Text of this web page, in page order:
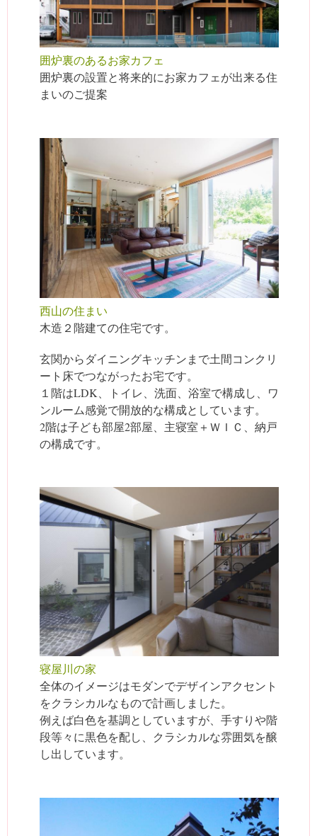
囲炉裏のあるお家カフェ
囲炉裏の設置と将来的にお家カフェが出来る住
まいのご提案
西山の住まい
木造２階建ての住宅です。
玄関からダイニングキッチンまで土間コンクリ
ート床でつながったお宅です。
１階はLDK、トイレ、洗面、浴室で構成し、ワ
ンルーム感覚で開放的な構成としています。
2階は子ども部屋2部屋、主寝室＋ＷＩＣ、納戸
の構成です。
寝屋川の家
全体のイメージはモダンでデザインアクセント
をクラシカルなもので計画しました。
例えば白色を基調としていますが、手すりや階
段等々に黒色を配し、クラシカルな雰囲気を醸
し出しています。